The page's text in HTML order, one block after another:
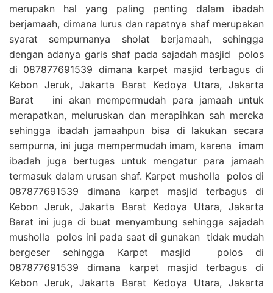
merupakn hal yang paling penting dalam ibadah
berjamaah, dimana lurus dan rapatnya shaf merupakan
syarat sempurnanya sholat berjamaah, sehingga
dengan adanya garis shaf pada sajadah masjid polos
di 087877691539 dimana karpet masjid terbagus di
Kebon Jeruk, Jakarta Barat Kedoya Utara, Jakarta
Barat ini akan mempermudah para jamaah untuk
merapatkan, meluruskan dan merapihkan sah mereka
sehingga ibadah jamaahpun bisa di lakukan secara
sempurna, ini juga mempermudah imam, karena imam
ibadah juga bertugas untuk mengatur para jamaah
termasuk dalam urusan shaf. Karpet musholla polos di
087877691539 dimana karpet masjid terbagus di
Kebon Jeruk, Jakarta Barat Kedoya Utara, Jakarta
Barat ini juga di buat menyambung sehingga sajadah
musholla polos ini pada saat di gunakan tidak mudah
bergeser sehingga Karpet masjid polos di
087877691539 dimana karpet masjid terbagus di
Kebon Jeruk, Jakarta Barat Kedoya Utara, Jakarta